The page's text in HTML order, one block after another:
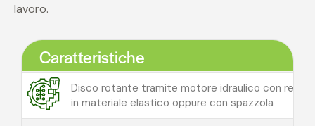
lavoro.
Caratteristiche
Disco rotante tramite motore idraulico con
in materiale elastico oppure con spazzola